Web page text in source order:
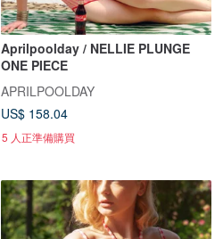
Aprilpoolday / NELLIE PLUNGE
ONE PIECE
APRILPOOLDAY
US$ 158.04
5 人正準備購買